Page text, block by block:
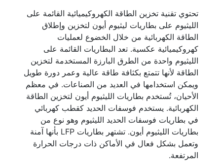
تحتوي تقنية تخزين الطاقة الكهروكيميائية القائمة على
الليثيوم على بطاريات ليثيوم أيون لتخزين وإطلاق
الطاقة الكهربائية من خلال الخضوع لعمليات
كهروكيميائية عكسية. تعد البطاريات القائمة على
الليثيوم واحدة من الطرق البارزة المستخدمة لتخزين
الطاقة لأنها تتمتع بكثافة طاقة عالية وعمر دورة طويل
ويمكن استخدامها في العديد من الصناعات. في معظم
الأحيان، تُستخدم بطاريات الليثيوم أيون لتخزين الطاقة
الكهربائية. يستخدم فوسفات الحديد كقطب كهربائي
في بطاريات فوسفات الحديد الليثيوم وهو نوع من
بطاريات الليثيوم أيون. تشتهر بطاريات LFP بأنها آمنة
وتعمل بشكل فعال في الأماكن ذات درجات الحرارة
المرتفعة.